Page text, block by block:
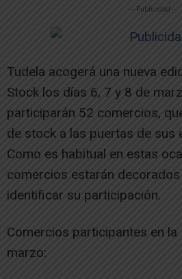
-- Publicidad --
Tudela acogerá una nueva
Stock los días 6, 7 y 8 de
participarán 52 comercios,
de stock a las puertas de sus
Como es habitual en estas
comercios estarán
identificar su participación.
Comercios participantes en la
marzo: